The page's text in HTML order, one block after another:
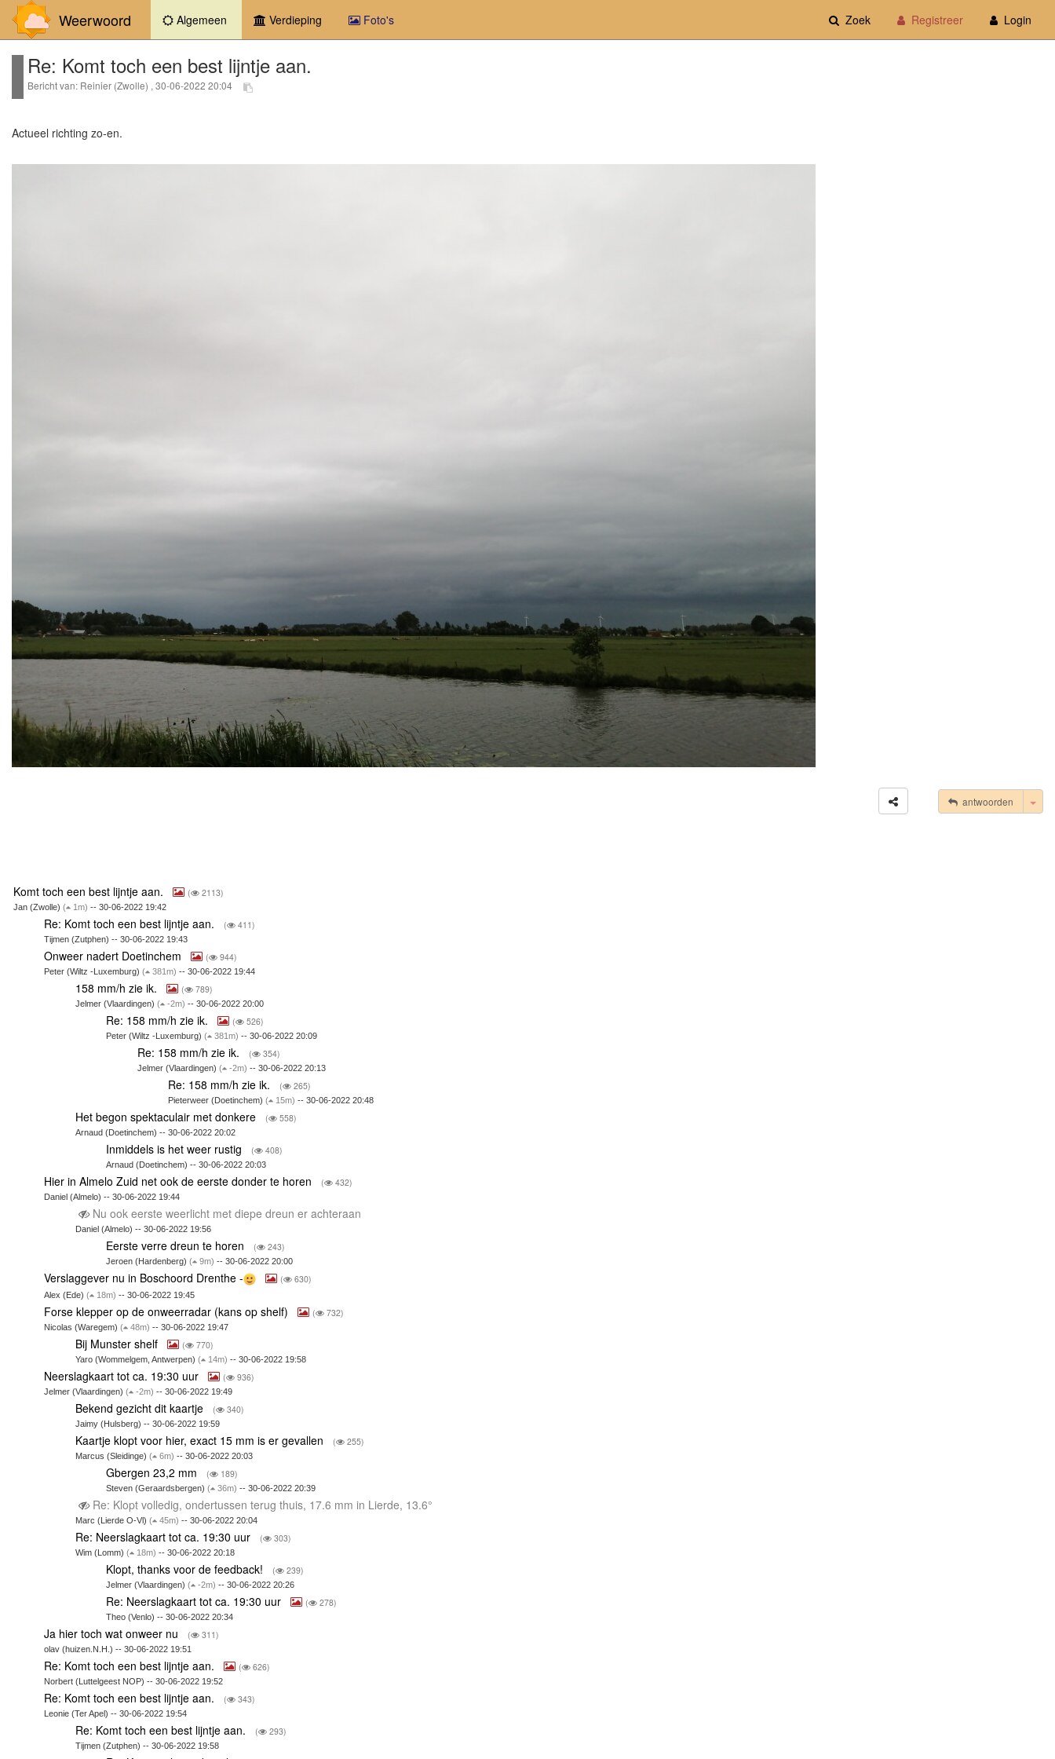
Weerwoord Algemeen (current)Verdieping Foto's Zoek Registreer Login
Re: Komt toch een best lijntje aan.
Bericht van: Reinier (Zwolle) , 30-06-2022 20:04
Actueel richting zo-en.
antwoorden
Komt toch een best lijntje aan. ( 2113)
Jan (Zwolle) ( 1m) -- 30-06-2022 19:42
Re: Komt toch een best lijntje aan. ( 411)
Tijmen (Zutphen) -- 30-06-2022 19:43
Onweer nadert Doetinchem ( 944)
Peter (Wiltz -Luxemburg)( 381m) -- 30-06-2022 19:44
158 mm/h zie ik. ( 789)
Jelmer (Vlaardingen) ( -2m) -- 30-06-2022 20:00
Re: 158 mm/h zie ik. ( 526)
Peter (Wiltz -Luxemburg)( 381m) -- 30-06-2022 20:09
Re: 158 mm/h zie ik. ( 354)
Jelmer (Vlaardingen) ( -2m) -- 30-06-2022 20:13
Re: 158 mm/h zie ik. ( 265)
Pieterweer (Doetinchem)( 15m) -- 30-06-2022 20:48
Het begon spektaculair met donkere ( 558)
Arnaud (Doetinchem) -- 30-06-2022 20:02
Inmiddels is het weer rustig ( 408)
Arnaud (Doetinchem) -- 30-06-2022 20:03
Hier in Almelo Zuid net ook de eerste donder te horen ( 432)
Daniel (Almelo) -- 30-06-2022 19:44
Nu ook eerste weerlicht met diepe dreun er achteraan
Daniel (Almelo) -- 30-06-2022 19:56
Eerste verre dreun te horen ( 243)
Jeroen (Hardenberg)( 9m) -- 30-06-2022 20:00
Verslaggever nu in Boschoord Drenthe - ( 630)
Alex (Ede)( 18m) -- 30-06-2022 19:45
Forse klepper op de onweerradar (kans op shelf) ( 732)
Nicolas (Waregem)( 48m) -- 30-06-2022 19:47
Bij Munster shelf ( 770)
Yaro (Wommelgem, Antwerpen) ( 14m) -- 30-06-2022 19:58
Neerslagkaart tot ca. 19:30 uur ( 936)
Jelmer (Vlaardingen)( -2m) -- 30-06-2022 19:49
Bekend gezicht dit kaartje ( 340)
Jaimy (Hulsberg) -- 30-06-2022 19:59
Kaartje klopt voor hier, exact 15 mm is er gevallen ( 255)
Marcus (Sleidinge) ( 6m) -- 30-06-2022 20:03
Gbergen 23,2 mm ( 189)
Steven (Geraardsbergen)( 36m) -- 30-06-2022 20:39
Re: Klopt volledig, ondertussen terug thuis, 17.6 mm in Lierde, 13.6°
Marc (Lierde O-Vl) ( 45m) -- 30-06-2022 20:04
Re: Neerslagkaart tot ca. 19:30 uur ( 303)
Wim (Lomm) ( 18m) -- 30-06-2022 20:18
Klopt, thanks voor de feedback! ( 239)
Jelmer (Vlaardingen)( -2m) -- 30-06-2022 20:26
Re: Neerslagkaart tot ca. 19:30 uur ( 278)
Theo (Venlo) -- 30-06-2022 20:34
Ja hier toch wat onweer nu ( 311)
olav (huizen.N.H.) -- 30-06-2022 19:51
Re: Komt toch een best lijntje aan. ( 626)
Norbert (Luttelgeest NOP) -- 30-06-2022 19:52
Re: Komt toch een best lijntje aan. ( 343)
Leonie (Ter Apel) -- 30-06-2022 19:54
Re: Komt toch een best lijntje aan. ( 293)
Tijmen (Zutphen) -- 30-06-2022 19:58